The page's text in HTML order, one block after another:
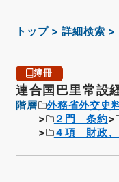
トップ 詳細検索
簿冊
連合国巴里常設
階層 外務省外交史
２門 条約
４項 財政、